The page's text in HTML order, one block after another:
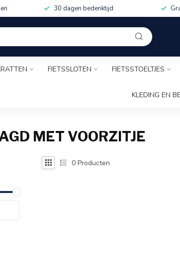
30 dagen bedenktijd
FIETSSLOTEN FIETSSTOELTJES
KLEDING EN
MET VOORZITJE
0 Producten